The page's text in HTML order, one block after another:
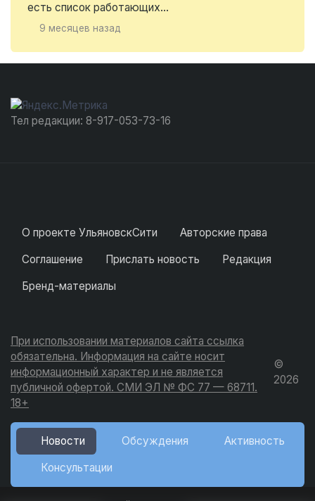
есть список работающих...
9 месяцев назад
Тел редакции: 8-917-053-73-16
О проекте УльяновскСити
Авторские права
Соглашение
Прислать новость
Редакция
Бренд-материалы
При использовании материалов сайта ссылка
обязательна. Информация на сайте носит
информационный характер и не является
публичной офертой. СМИ ЭЛ № ФС 77 — 68711.
18+
©
2026
Новости Обсуждения
Активность
Консультации